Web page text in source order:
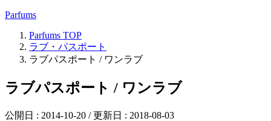
Parfums
Parfums TOP
ラブ・パスポート
ラブパスポート / ワンラブ
ラブパスポート / ワンラブ
公開日 : 2014-10-20 / 更新日 : 2018-08-03